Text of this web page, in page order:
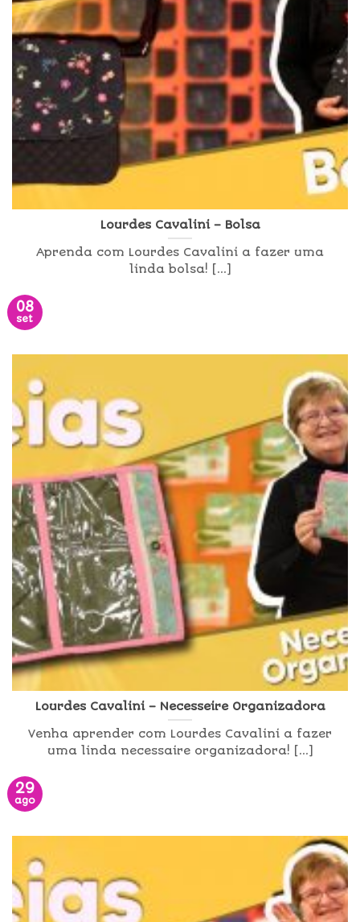
Lourdes Cavalini – Bolsa
Aprenda com Lourdes Cavalini a fazer uma
linda bolsa! [...]
08
set
Lourdes Cavalini – Necesseire Organizadora
Venha aprender com Lourdes Cavalini a fazer
uma linda necessaire organizadora! [...]
29
ago